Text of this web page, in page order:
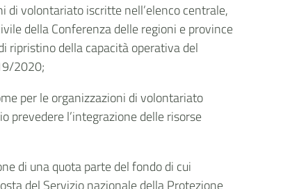
di volontariato iscritte nell’elenco centrale,
della Conferenza delle regioni e province
ripristino della capacità operativa del
2020;
per le organizzazioni di volontariato
prevedere l’integrazione delle risorse
di una quota parte del fondo di cui
del Servizio nazionale della Protezione